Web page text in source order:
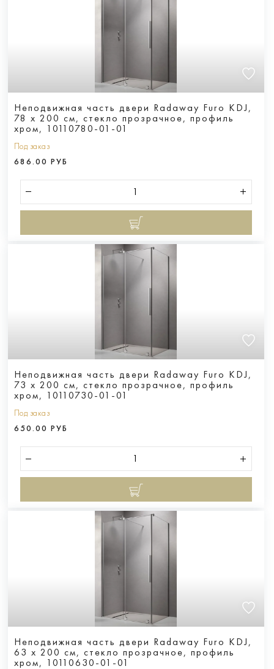
Неподвижная часть двери Radaway Furo KDJ,
78 x 200 см, стекло прозрачное, профиль
хром, 10110780-01-01
Под заказ
686.00 РУБ
Неподвижная часть двери Radaway Furo KDJ,
73 x 200 см, стекло прозрачное, профиль
хром, 10110730-01-01
Под заказ
650.00 РУБ
Неподвижная часть двери Radaway Furo KDJ,
63 x 200 см, стекло прозрачное, профиль
хром, 10110630-01-01